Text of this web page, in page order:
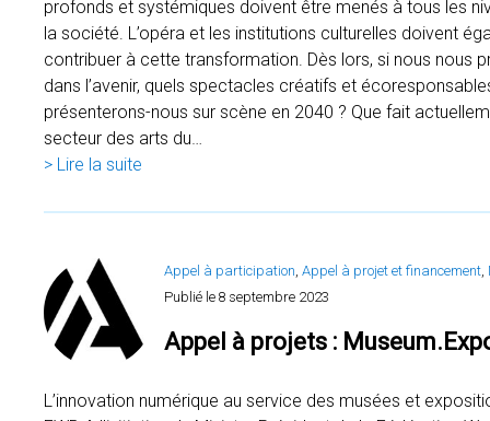
profonds et systémiques doivent être menés à tous les
la société. L’opéra et les institutions culturelles doivent
contribuer à cette transformation. Dès lors, si nous nous
dans l’avenir, quels spectacles créatifs et
présenterons-nous sur scène en 2040 ? Que fait
secteur des arts du…
> Lire la suite
Appel à participation, Appel à projet et financement,
Publié le 8 septembre 2023
Appel à projets :
L’innovation numérique au service des musées et